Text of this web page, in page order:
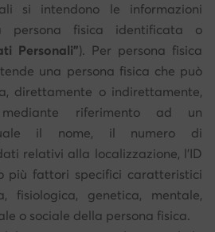
si intendono le informazioni
persona fisica identificata o
Personali"). Per persona fisica
una persona fisica che può
direttamente o indirettamente,
riferimento ad un
il nome, il numero di
relativi alla localizzazione, l'ID
più fattori specifici caratteristici
fisiologica, genetica, mentale,
o sociale della persona fisica.